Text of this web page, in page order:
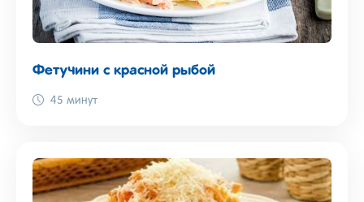
Фетучини с красной рыбой
45 минут